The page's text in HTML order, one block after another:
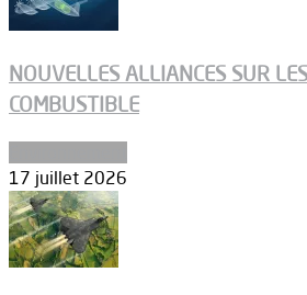
NOUVELLES ALLIANCES SUR
COMBUSTIBLE
17 juillet 2026